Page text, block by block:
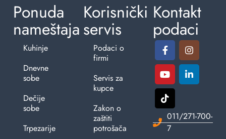
Ponuda
nameštaja
Kuhinje
Dnevne
sobe
Dečije
sobe
Trpezarije
Korisnički
servis
Podaci o
firmi
Servis za
kupce
Zakon o
zaštiti
potrošača
Kontakt
podaci
011/271-700-
7